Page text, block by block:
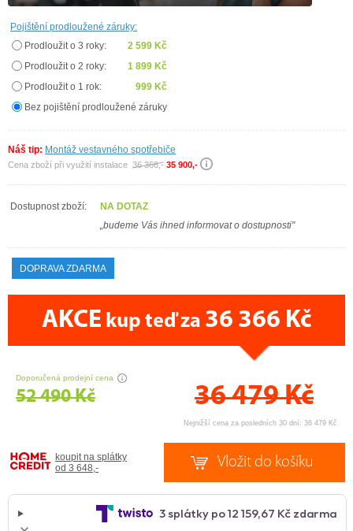
Pojištění prodloužené záruky:
Prodloužit o 3 roky:
2 599 Kč
Prodloužit o 2 roky:
1 899 Kč
Prodloužit o 1 rok:
999 Kč
Bez pojištění prodloužené záruky
Náš tip: Montáž vestavného spotřebiče
Cena zboží při využití instalace 36 366,- 35 900,-
Dostupnost zboží:
NA DOTAZ
„budeme Vás ihned informovat o dostupnosti"
DOPRAVA ZDARMA
AKCE kup teď za 36 366 Kč
Doporučená prodejní cena
52 490 Kč 36 479Kč
Nejnižší cena za posledních 30 dní: 36 479 Kč
koupit na splátky
od 3 648,-